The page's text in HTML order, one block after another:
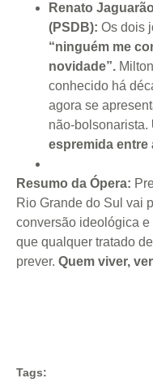
Renato
(PSDB): Os dois
“ninguém me
novidade”.
conhecido há
agora se
não-bolsonarista.
espremida entre
Resumo da Ópera:
Rio Grande do Sul vai
conversão ideológica
que qualquer tratado
prever. Quem viver,
Tags: